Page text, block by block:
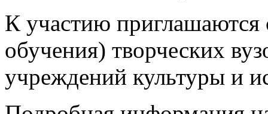
К участию приглашаются
обучения) творческих
учреждений культуры и